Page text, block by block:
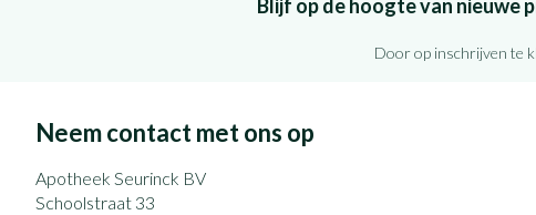
Blijf op de hoogte van nieuwe
Door op inschrijven te
Neem contact met ons op
Apotheek Seurinck BV
Schoolstraat 33